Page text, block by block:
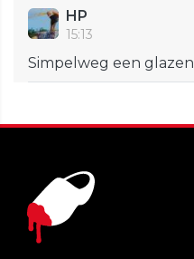
HP
15:13
Simpelweg een